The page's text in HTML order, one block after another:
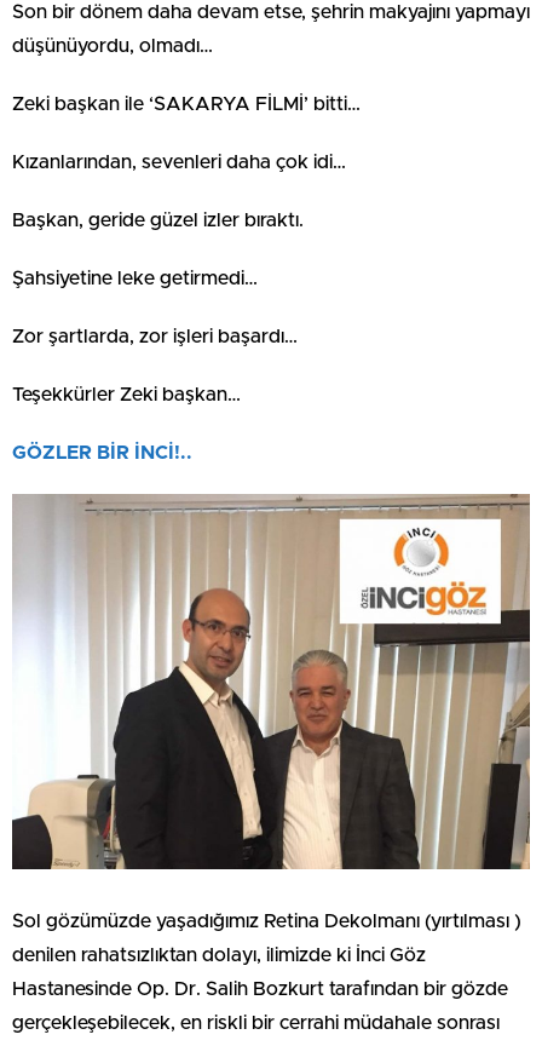
Son bir dönem daha devam etse, şehrin makyajını yapmayı
düşünüyordu, olmadı…
Zeki başkan ile ‘SAKARYA FİLMİ’ bitti…
Kızanlarından, sevenleri daha çok idi…
Başkan, geride güzel izler bıraktı.
Şahsiyetine leke getirmedi…
Zor şartlarda, zor işleri başardı…
Teşekkürler Zeki başkan…
GÖZLER BİR İNCİ!..
Sol gözümüzde yaşadığımız Retina Dekolmanı (yırtılması )
denilen rahatsızlıktan dolayı, ilimizde ki İnci Göz
Hastanesinde Op. Dr. Salih Bozkurt tarafından bir gözde
gerçekleşebilecek, en riskli bir cerrahi müdahale sonrası